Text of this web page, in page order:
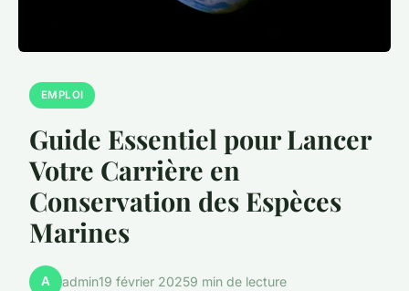
EMPLOI
Guide Essentiel pour Lancer
Votre Carrière en
Conservation des Espèces
Marines
A admin19 février 20259 min de lecture